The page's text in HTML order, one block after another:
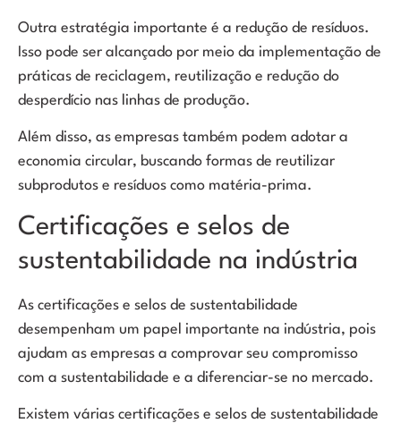
Outra estratégia importante é a redução de resíduos.
Isso pode ser alcançado por meio da implementação de
práticas de reciclagem, reutilização e redução do
desperdício nas linhas de produção.
Além disso, as empresas também podem adotar a
economia circular, buscando formas de reutilizar
subprodutos e resíduos como matéria-prima.
Certificações e selos de
sustentabilidade na indústria
As certificações e selos de sustentabilidade
desempenham um papel importante na indústria, pois
ajudam as empresas a comprovar seu compromisso
com a sustentabilidade e a diferenciar-se no mercado.
Existem várias certificações e selos de sustentabilidade